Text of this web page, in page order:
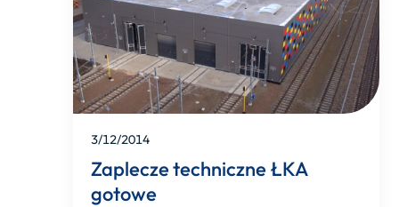
3/12/2014
Zaplecze techniczne ŁKA
gotowe